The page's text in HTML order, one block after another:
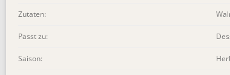
Zutaten:
Passt zu:
Saison: